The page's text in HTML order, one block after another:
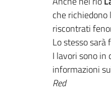
che richiedono
riscontrati
Lo stesso sarà
I lavori sono in
informazioni
Red